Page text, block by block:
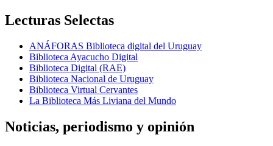
Lecturas Selectas
ANÁFORAS Biblioteca digital del Uruguay
Biblioteca Ayacucho Digital
Biblioteca Digital (RAE)
Biblioteca Nacional de Uruguay
Biblioteca Virtual Cervantes
La Biblioteca Más Liviana del Mundo
Noticias, periodismo y opinión